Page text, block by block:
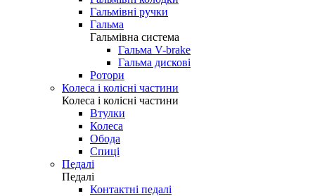
Гальмівні ручки
Гальма
Гальмівна система
Гальма V-brake
Гальма дискові
Ротори
Колеса і колісні частини
Колеса і колісні частини
Втулки
Колеса
Обода
Спиці
Педалі
Педалі
Контактні педалі